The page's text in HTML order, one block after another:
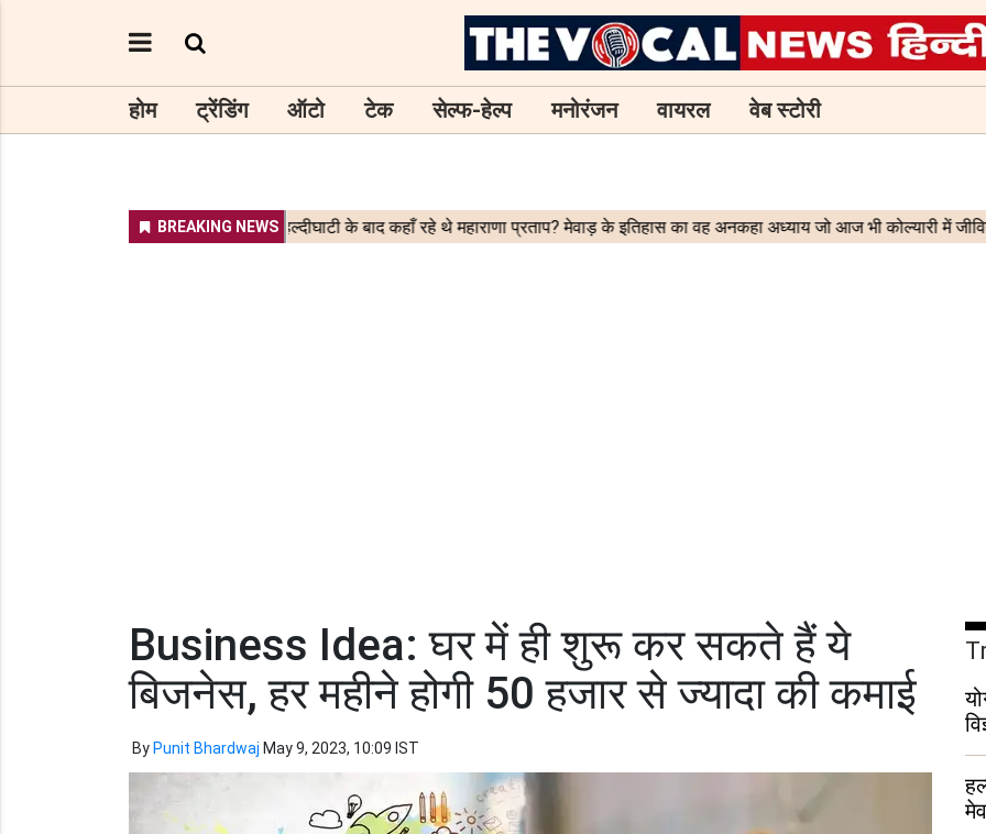
होम ट्रेंडिंग ऑटो टेक सेल्फ-हेल्प मनोरंजन वायरल वेब स्टोरी
Business Idea: घर में ही शुरू कर सकते हैं ये
बिजनेस, हर महीने होगी 50 हजार से ज्यादा की कमाई
By Punit Bhardwaj May 9, 2023, 10:09 IST